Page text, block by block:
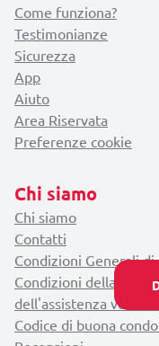
Come funziona?
Testimonianze
Sicurezza
App
Aiuto
Area Riservata
Preferenze cookie
Chi siamo
Chi siamo
Contatti
Condizioni Generali
Condizioni della
dell'assistenza
Codice di buona